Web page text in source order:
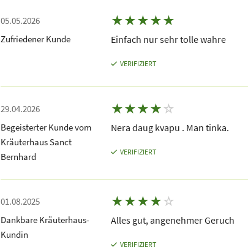
05.05.2026
Zufriedener Kunde
★★★★★
Einfach nur sehr tolle wahre
VERIFIZIERT
29.04.2026
Begeisterter Kunde vom
Kräuterhaus Sanct
Bernhard
★★★★ ☆
Nera daug kvapu . Man tinka.
VERIFIZIERT
01.08.2025
Dankbare Kräuterhaus-
Kundin
★★★★ ☆
Alles gut, angenehmer Geruch
VERIFIZIERT